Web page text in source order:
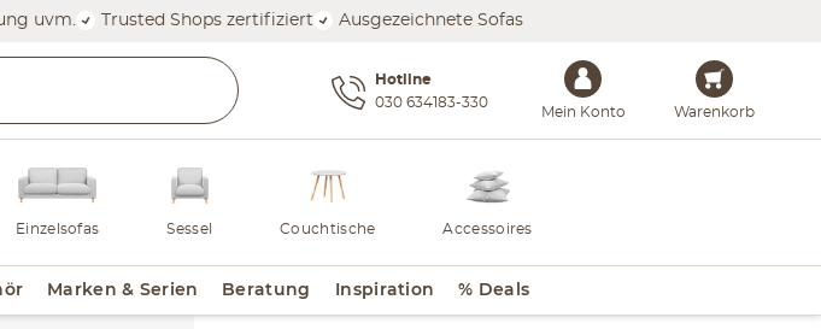
uvm. Trusted Shops zertifiziert Ausgezeichnete Sofas
Hotline
030 634183-330
Mein Konto Warenkorb
Einzelsofas Sessel Couchtische Accessoires
Marken & Serien Beratung Inspiration % Deals